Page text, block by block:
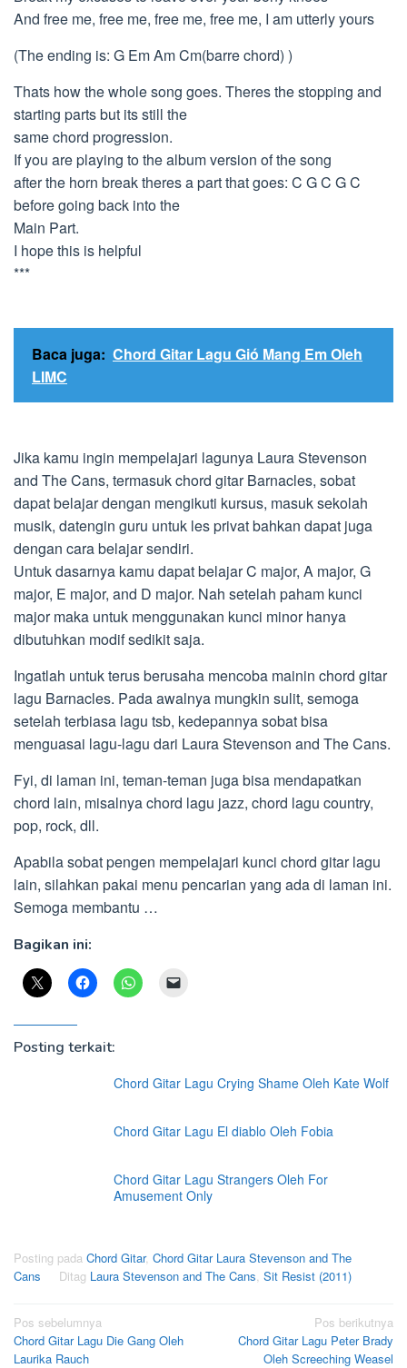
And free me, free me, free me, free me, I am utterly yours
(The ending is: G Em Am Cm(barre chord) )
Thats how the whole song goes. Theres the stopping and
starting parts but its still the
same chord progression.
If you are playing to the album version of the song
after the horn break theres a part that goes: C G C G C
before going back into the
Main Part.
I hope this is helpful
***
Baca juga: Chord Gitar Lagu Gió Mang Em Oleh
LIMC
Jika kamu ingin mempelajari lagunya Laura Stevenson
and The Cans, termasuk chord gitar Barnacles, sobat
dapat belajar dengan mengikuti kursus, masuk sekolah
musik, datengin guru untuk les privat bahkan dapat juga
dengan cara belajar sendiri.
Untuk dasarnya kamu dapat belajar C major, A major, G
major, E major, and D major. Nah setelah paham kunci
major maka untuk menggunakan kunci minor hanya
dibutuhkan modif sedikit saja.
Ingatlah untuk terus berusaha mencoba mainin chord gitar
lagu Barnacles. Pada awalnya mungkin sulit, semoga
setelah terbiasa lagu tsb, kedepannya sobat bisa
menguasai lagu-lagu dari Laura Stevenson and The Cans.
Fyi, di laman ini, teman-teman juga bisa mendapatkan
chord lain, misalnya chord lagu jazz, chord lagu country,
pop, rock, dll.
Apabila sobat pengen mempelajari kunci chord gitar lagu
lain, silahkan pakai menu pencarian yang ada di laman ini.
Semoga membantu …
Bagikan ini:
Posting terkait:
Chord Gitar Lagu Crying Shame Oleh Kate Wolf
Chord Gitar Lagu El diablo Oleh Fobia
Chord Gitar Lagu Strangers Oleh For
Amusement Only
Posting pada Chord Gitar, Chord Gitar Laura Stevenson and The
Cans
Ditag Laura Stevenson and The Cans, Sit Resist (2011)
Navigasi
pos
Pos sebelumnya
Chord Gitar Lagu Die Gang Oleh
Laurika Rauch
Pos berikutnya
Chord Gitar Lagu Peter Brady
Oleh Screeching Weasel